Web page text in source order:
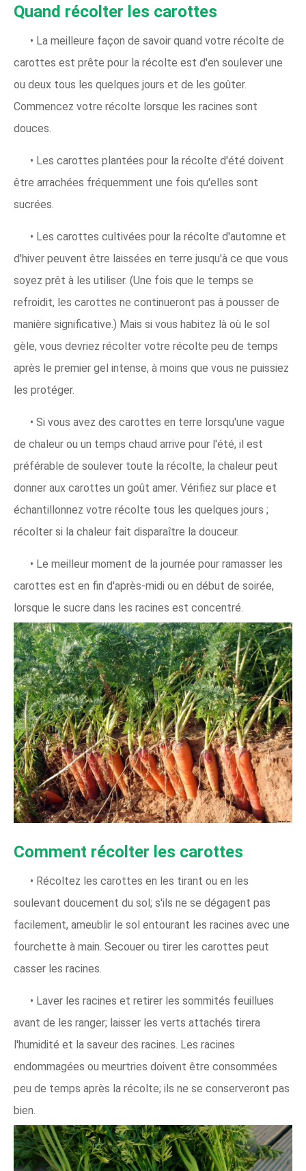
Quand récolter les carottes
• La meilleure façon de savoir quand votre récolte de
carottes est prête pour la récolte est d'en soulever une
ou deux tous les quelques jours et de les goûter.
Commencez votre récolte lorsque les racines sont
douces.
• Les carottes plantées pour la récolte d'été doivent
être arrachées fréquemment une fois qu'elles sont
sucrées.
• Les carottes cultivées pour la récolte d'automne et
d'hiver peuvent être laissées en terre jusqu'à ce que vous
soyez prêt à les utiliser. (Une fois que le temps se
refroidit, les carottes ne continueront pas à pousser de
manière significative.) Mais si vous habitez là où le sol
gèle, vous devriez récolter votre récolte peu de temps
après le premier gel intense, à moins que vous ne puissiez
les protéger.
• Si vous avez des carottes en terre lorsqu'une vague
de chaleur ou un temps chaud arrive pour l'été, il est
préférable de soulever toute la récolte; la chaleur peut
donner aux carottes un goût amer. Vérifiez sur place et
échantillonnez votre récolte tous les quelques jours ;
récolter si la chaleur fait disparaître la douceur.
• Le meilleur moment de la journée pour ramasser les
carottes est en fin d'après-midi ou en début de soirée,
lorsque le sucre dans les racines est concentré.
Comment récolter les carottes
• Récoltez les carottes en les tirant ou en les
soulevant doucement du sol; s'ils ne se dégagent pas
facilement, ameublir le sol entourant les racines avec une
fourchette à main. Secouer ou tirer les carottes peut
casser les racines.
• Laver les racines et retirer les sommités feuillues
avant de les ranger; laisser les verts attachés tirera
l'humidité et la saveur des racines. Les racines
endommagées ou meurtries doivent être consommées
peu de temps après la récolte; ils ne se conserveront pas
bien.